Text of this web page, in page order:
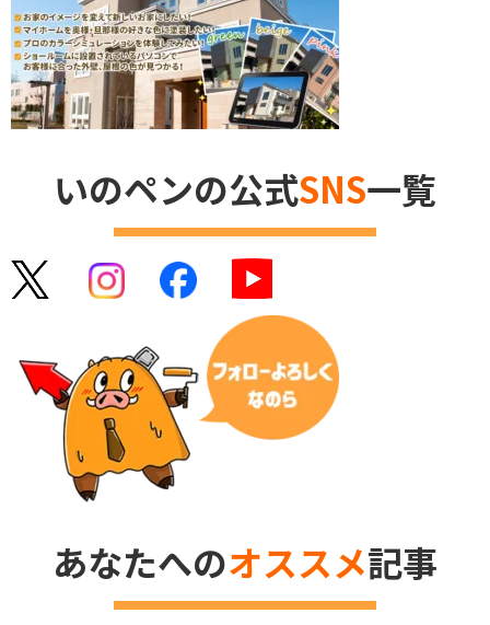
いのペンの公式SNS一覧
あなたへのオススメ記事